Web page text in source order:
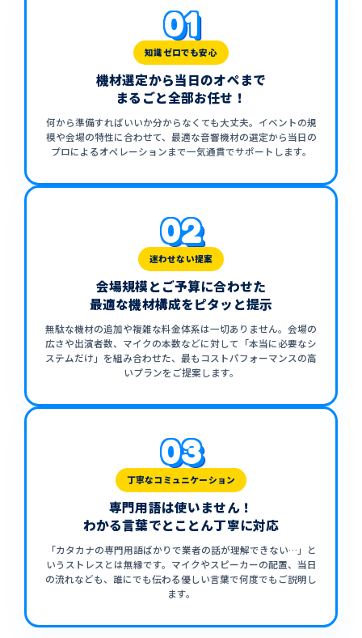
01
知識ゼロでも安心
機材選定から当日のオペまで
まるごと全部お任せ！
何から準備すればいいか分からなくても大丈夫。イベントの規
模や会場の特性に合わせて、最適な音響機材の選定から当日の
プロによるオペレーションまで一気通貫でサポートします。
02
迷わせない提案
会場規模とご予算に合わせた
最適な機材構成をピタッと提示
無駄な機材の追加や複雑な料金体系は一切ありません。会場の
広さや出演者数、マイクの本数などに対して「本当に必要なシ
ステムだけ」を組み合わせた、最もコストパフォーマンスの高
いプランをご提案します。
03
丁寧なコミュニケーション
専門用語は使いません！
わかる言葉でとことん丁寧に対応
「カタカナの専門用語ばかりで業者の話が理解できない…」と
いうストレスとは無縁です。マイクやスピーカーの配置、当日
の流れなども、誰にでも伝わる優しい言葉で何度でもご説明し
ます。